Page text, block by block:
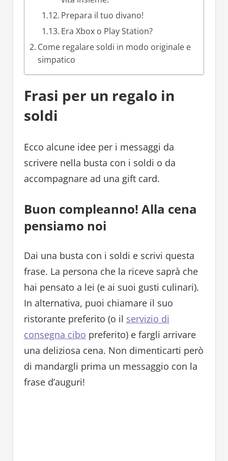
Prepara il tuo divano!
Era Xbox o Play Station?
Come regalare soldi in modo originale e
simpatico
Frasi per un regalo in
soldi
Ecco alcune idee per i messaggi da
scrivere nella busta con i soldi o da
accompagnare ad una gift card.
Buon compleanno! Alla cena
pensiamo noi
Dai una busta con i soldi e scrivi questa
frase. La persona che la riceve saprà che
hai pensato a lei (e ai suoi gusti culinari).
In alternativa, puoi chiamare il suo
ristorante preferito (o il servizio di
consegna cibo preferito) e fargli arrivare
una deliziosa cena. Non dimenticarti però
di mandargli prima un messaggio con la
frase d’auguri!